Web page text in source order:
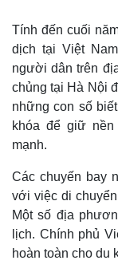
Tính đến cuối
dịch tại Việt
người dân trên
chủng tại Hà Nội
những con số
khóa để giữ
mạnh.
Các chuyến bay
với việc di
Một số địa
lịch. Chính phủ
hoàn toàn cho du